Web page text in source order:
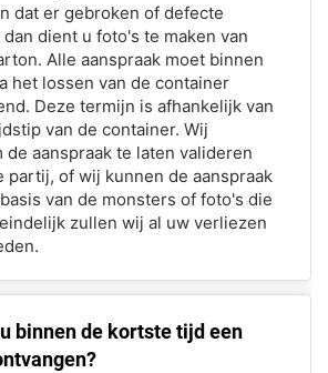
dat er gebroken of defecte
dient u foto's te maken van
Alle aanspraak moet binnen
het lossen van de container
Deze termijn is afhankelijk van
van de container. Wij
de aanspraak te laten valideren
partij, of wij kunnen de aanspraak
van de monsters of foto's die
zullen wij al uw verliezen
binnen de kortste tijd een